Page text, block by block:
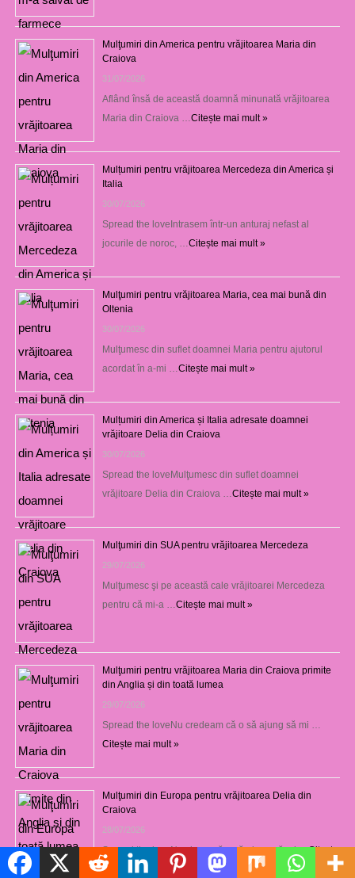
Mulţumiri din America pentru vrăjitoarea Maria din
Craiova
31/07/2026
Aflând însă de această doamnă minunată vrăjitoarea
Maria din Craiova …Citește mai mult »
Mulțumiri pentru vrăjitoarea Mercedeza din America și
Italia
30/07/2026
Spread the loveIntrasem într-un anturaj nefast al
jocurile de noroc, …Citește mai mult »
Mulţumiri pentru vrăjitoarea Maria, cea mai bună din
Oltenia
30/07/2026
Mulţumesc din suflet doamnei Maria pentru ajutorul
acordat în a-mi …Citește mai mult »
Mulțumiri din America și Italia adresate doamnei
vrăjitoare Delia din Craiova
30/07/2026
Spread the loveMulţumesc din suflet doamnei
vrăjitoare Delia din Craiova …Citește mai mult »
Mulţumiri din SUA pentru vrăjitoarea Mercedeza
29/07/2026
Mulţumesc şi pe această cale vrăjitoarei Mercedeza
pentru că mi-a …Citește mai mult »
Mulţumiri pentru vrăjitoarea Maria din Craiova primite
din Anglia și din toată lumea
29/07/2026
Spread the loveNu credeam că o să ajung să mi …
Citește mai mult »
Mulţumiri din Europa pentru vrăjitoarea Delia din
Craiova
28/07/2026
Spread the loveNu visam că o să ajung să mi …Citește
mai mult »
Politică de cookie-uri